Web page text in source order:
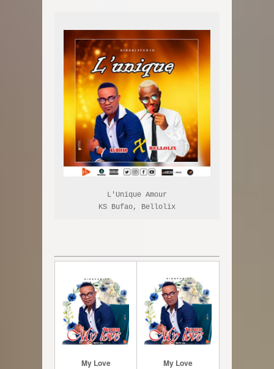
L'Unique Amour
KS Bufao, Bellolix
My Love My Love